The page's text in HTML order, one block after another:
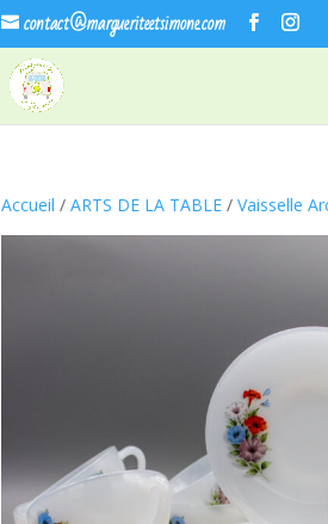
contact@margueriteetsimone.com
Accueil /ARTS DE LA TABLE /Vaisselle